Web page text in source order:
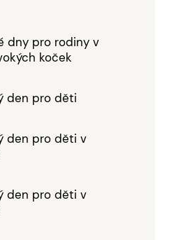
dny pro rodiny v
koček
den pro děti
den pro děti v
den pro děti v